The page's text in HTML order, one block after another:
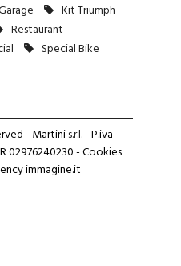
Kit Triumph
Restaurant
Special Bike
- Martinis.r.l.- P.iva
02976240230 -Cookies
immagine.it